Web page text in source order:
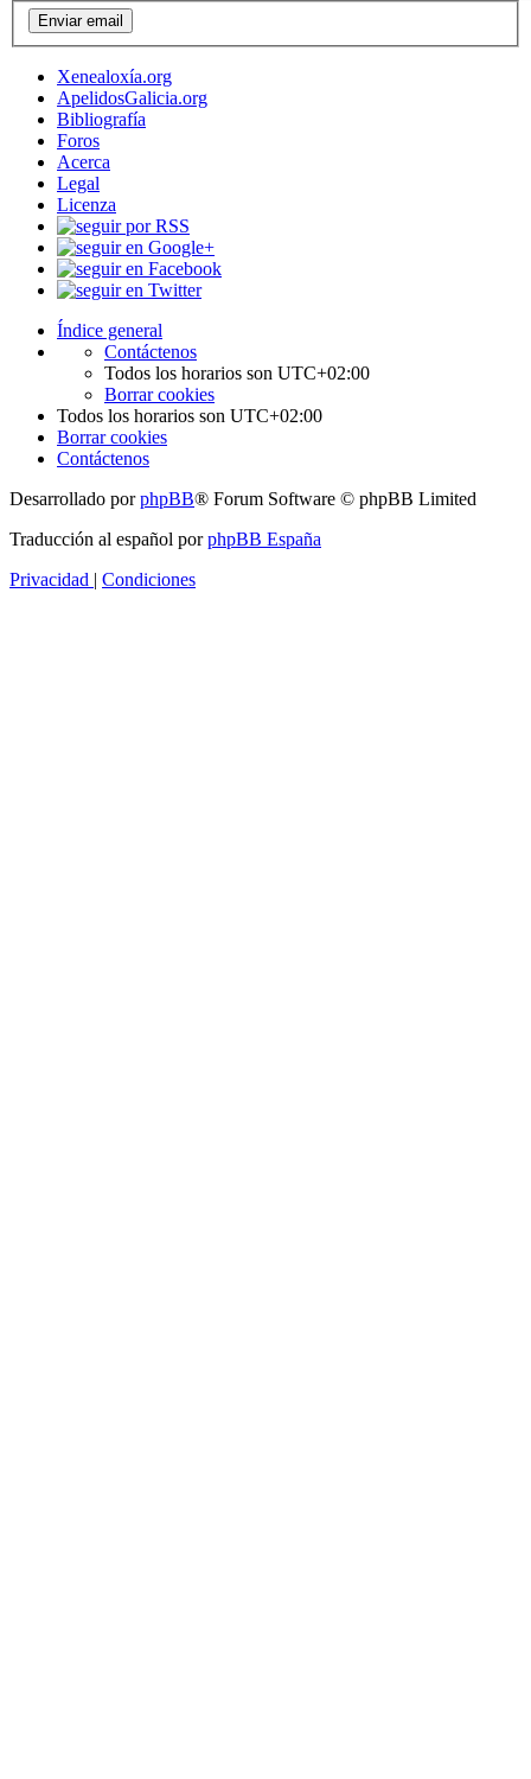
Xenealoxía.org
ApelidosGalicia.org
Bibliografía
Foros
Acerca
Legal
Licenza
Índice general
Contáctenos
Todos los horarios son UTC+02:00
Borrar cookies
Todos los horarios son UTC+02:00
Borrar cookies
Contáctenos
Desarrollado porphpBB® Forum Software © phpBB Limited
Traducción al español porphpBB España
Privacidad
Condiciones